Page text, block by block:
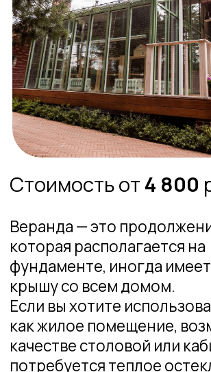
уже почти 18 лет. За это время мы
приобрели колоссальный опыт .
Введите телефон – и в течение
10 минут наши менеджеры
перезвонят и сориентируют как
по стоимости, так и по любым
другим деталям.
+7
Нажимая на кнопку, я даю свое согласие на
обработку персональных данных и соглашаюсь с
условиями политики конфиденциальности
Я согласен на получение информации от vo-
zavod.ru в виде sms, email рассылки
Отправить заявку